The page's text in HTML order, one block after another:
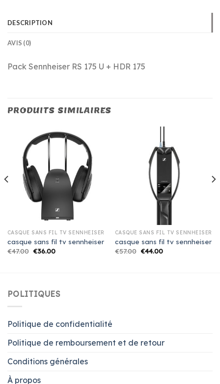
DESCRIPTION
AVIS (0)
Pack Sennheiser RS 175 U + HDR 175
PRODUITS SIMILAIRES
CASQUE SANS FIL TV SENNHEISER
casque sans fil tv sennheiser
€47.00 €36.00
CASQUE SANS FIL TV SENNHEISER
casque sans fil tv sennheiser
€57.00 €44.00
POLITIQUES
Politique de confidentialité
Politique de remboursement et de retour
Conditions générales
À propos